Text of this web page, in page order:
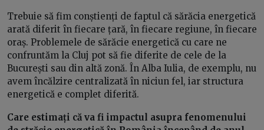
Trebuie să fim conștienți de faptul că sărăcia energetică
arată diferit în fiecare țară, în fiecare regiune, în fiecare
oraș. Problemele de sărăcie energetică cu care ne
confruntăm la Cluj pot să fie diferite de cele de la
București sau din altă zonă. În Alba Iulia, de exemplu, nu
avem încălzire centralizată în niciun fel, iar structura
energetică e complet diferită.
Care estimați că va fi impactul asupra fenomenului